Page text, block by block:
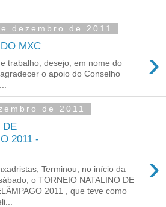
dezembro de 2011
MXC ›
trabalho, desejo, em nome do
o apoio do Conselho
de 2011
DE
2011 -
›
Terminou, no início da
o TORNEIO NATALINO DE
2011 , que teve como